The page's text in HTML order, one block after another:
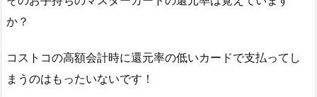
か？
コストコの高額会計時に還元率の低いカードで支払ってし
まうのはもったいないです！